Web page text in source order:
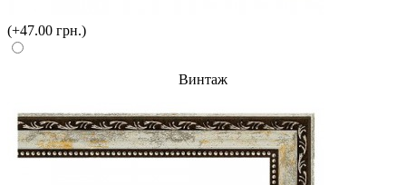
(+47.00 грн.)
Винтаж